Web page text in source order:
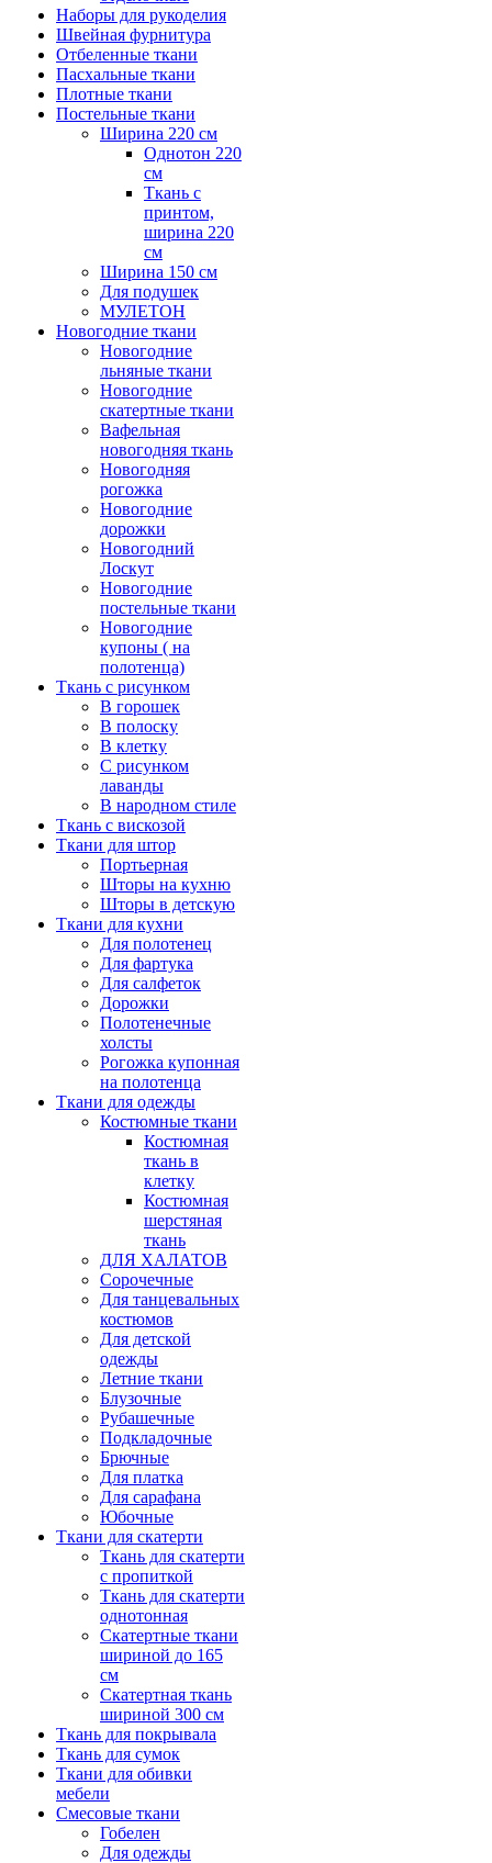
Наборы для рукоделия
Швейная фурнитура
Отбеленные ткани
Пасхальные ткани
Плотные ткани
Постельные ткани
Ширина 220 см
Однотон 220
см
Ткань с
принтом,
ширина 220
см
Ширина 150 см
Для подушек
МУЛЕТОН
Новогодние ткани
Новогодние
льняные ткани
Новогодние
скатертные ткани
Вафельная
новогодняя ткань
Новогодняя
рогожка
Новогодние
дорожки
Новогодний
Лоскут
Новогодние
постельные ткани
Новогодние
купоны ( на
полотенца)
Ткань с рисунком
В горошек
В полоску
В клетку
С рисунком
лаванды
В народном стиле
Ткань с вискозой
Ткани для штор
Портьерная
Шторы на кухню
Шторы в детскую
Ткани для кухни
Для полотенец
Для фартука
Для салфеток
Дорожки
Полотенечные
холсты
Рогожка купонная
на полотенца
Ткани для одежды
Костюмные ткани
Костюмная
ткань в
клетку
Костюмная
шерстяная
ткань
ДЛЯ ХАЛАТОВ
Сорочечные
Для танцевальных
костюмов
Для детской
одежды
Летние ткани
Блузочные
Рубашечные
Подкладочные
Брючные
Для платка
Для сарафана
Юбочные
Ткани для скатерти
Ткань для скатерти
с пропиткой
Ткань для скатерти
однотонная
Скатертные ткани
шириной до 165
см
Скатертная ткань
шириной 300 см
Ткань для покрывала
Ткань для сумок
Ткани для обивки
мебели
Смесовые ткани
Гобелен
Для одежды